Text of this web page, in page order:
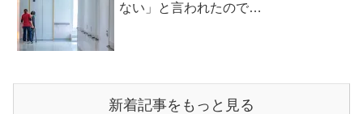
ない」と言われたので…
新着記事をもっと見る